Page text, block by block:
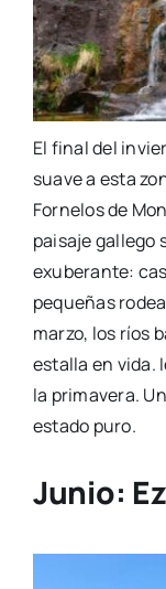
El final del
suave a esta
Fornelos de
paisaje gallego
exuberante:
pequeñas
marzo, los ríos
estalla en vida.
la primavera.
estado puro.
Junio: